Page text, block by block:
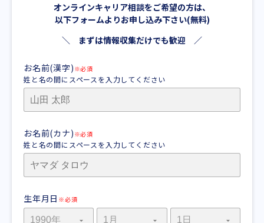
オンラインキャリア相談をご希望の方は、
以下フォームよりお申し込み下さい(無料)
＼ まずは情報収集だけでも歓迎 ／
お名前(漢字) ※必須
姓と名の間にスペースを入力してください
お名前(カナ) ※必須
姓と名の間にスペースを入力してください
生年月日 ※必須